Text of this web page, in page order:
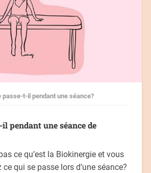
passe-t-il pendant une séance?
il pendant une séance de
ce qu’est la Biokinergie et vous
qui se passe lors d’une séance?